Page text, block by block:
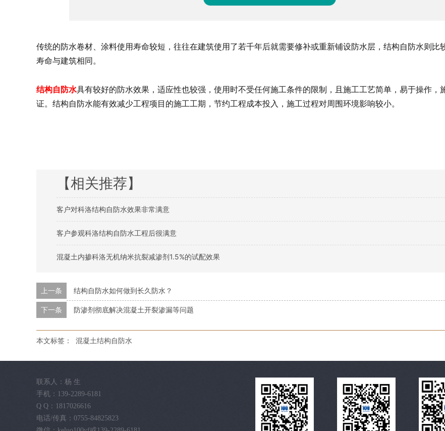
传统的防水卷材、涂料使用寿命较短，往往在建筑使用了若千年后就需要修补或重新铺设防水层，结构自防水则比
寿命与建筑相同。
结构自防水具有较好的防水效果，适应性也较强，使用时不受任何施工条件的限制，且施工工艺简单，易于操作，
证。结构自防水能有效减少工程项目的施工工期，节约工程成本投入，施工过程对周围环境影响较小。
【相关推荐】
客户对科洛结构自防水效果非常满意
客户参观科洛结构自防水工程后很满意
混凝土内掺科洛无机纳米抗裂减渗剂1.5%的试配效果
上一条 结构自防水如何做到长久防水？
下一条 防渗剂彻底解决混凝土开裂渗漏等问题
本文标签： 混凝土结构自防水
联系人：杨 生
手机：139-2289-6181
Q Q：1817026616
电话/传真：0755-84825823